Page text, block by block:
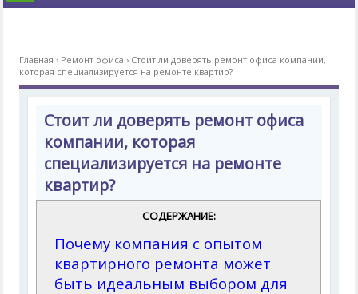
Главная › Ремонт офиса › Стоит ли доверять ремонт офиса компании,
которая специализируется на ремонте квартир?
Стоит ли доверять ремонт офиса
компании, которая
специализируется на ремонте
квартир?
СОДЕРЖАНИЕ:
Почему компания с опытом
квартирного ремонта может
быть идеальным выбором для